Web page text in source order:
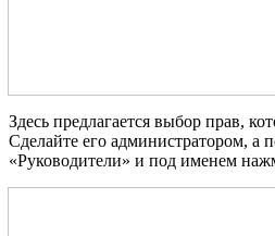
Здесь предлагается выбор прав,
Сделайте его администратором, а
«Руководители» и под именем